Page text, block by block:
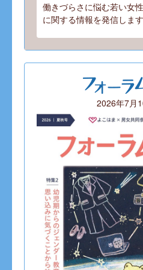
働きづらさに悩む若い女
に関する情報を発信します
2026年7月